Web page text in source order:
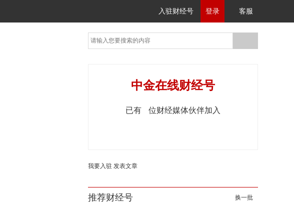
入驻财经号 登录 客服
中金在线财经号
已有 位财经媒体伙伴加入
我要入驻 发表文章
推荐财经号 换一批